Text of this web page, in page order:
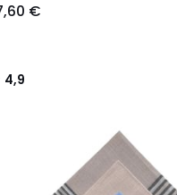
€
4,9